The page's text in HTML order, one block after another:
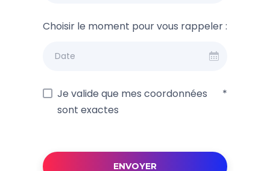
Choisir le moment pour vous rappeler :
Date
Je valide que mes coordonnées
sont exactes
*
ENVOYER